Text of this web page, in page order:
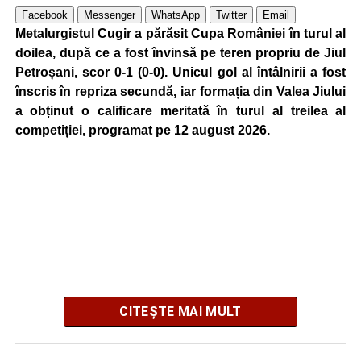
FOTO: Sorin GIURCĂ
Adaugă cugirinfo.ro ca sursă
preferată pe Google
Berlin
Trei profesori ai Colegiului Național „David Prodan”
Cugir și-au perfecționat competențele prin
Facebook Messenger WhatsApp Twitter Email
Metalurgistul Cugir a părăsit Cupa României în turul al
doilea, după ce a fost învinsă pe teren propriu de Jiul
Petroșani, scor 0-1 (0-0). Unicul gol al întâlnirii a fost
înscris în repriza secundă, iar formația din Valea Jiului
a obținut o calificare meritată în turul al treilea al
competiției, programat pe 12 august 2026.
CITEȘTE MAI MULT